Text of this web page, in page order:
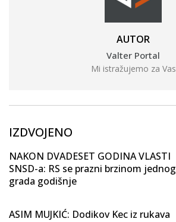
AUTOR
Valter Portal
Mi istražujemo za Vas
IZDVOJENO
NAKON DVADESET GODINA VLASTI
SNSD-a: RS se prazni brzinom jednog
grada godišnje
ASIM MUJKIĆ: Dodikov Kec iz rukava